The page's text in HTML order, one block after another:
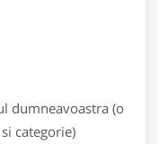
dumneavoastra (o
categorie)